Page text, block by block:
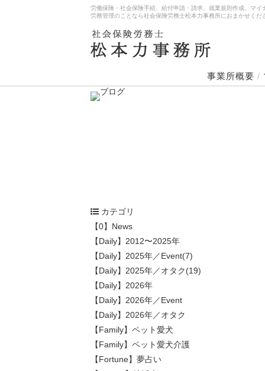
労働保険・社会保険手続、給付申請・請求、就業規則作成、マ
労務管理のことなら社会保険労務士松本力事務所におまかせくだ
事業所概要 /
カテゴリ
【0】News
【Daily】2012〜2025年
【Daily】2025年／Event(7)
【Daily】2025年／オタク(19)
【Daily】2026年
【Daily】2026年／Event
【Daily】2026年／オタク
【Family】ペット愛犬
【Family】ペット愛犬介護
【Fortune】夢占い